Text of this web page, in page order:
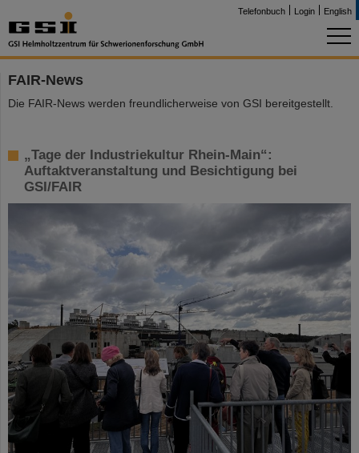
Telefonbuch Login English
FAIR-News
Die FAIR-News werden freundlicherweise von GSI bereitgestellt.
„Tage der Industriekultur Rhein-Main“:
Auftaktveranstaltung und Besichtigung bei
GSI/FAIR